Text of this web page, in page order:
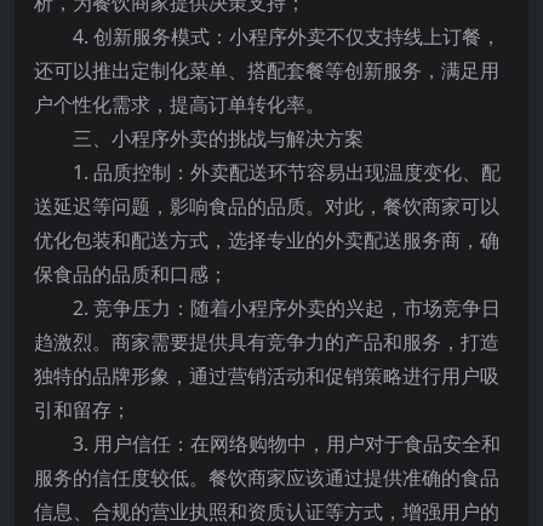
4. 创新服务模式：小程序外卖不仅支持线上订餐，
还可以推出定制化菜单、搭配套餐等创新服务，满足用
户个性化需求，提高订单转化率。
三、小程序外卖的挑战与解决方案
1. 品质控制：外卖配送环节容易出现温度变化、配
送延迟等问题，影响食品的品质。对此，餐饮商家可以
优化包装和配送方式，选择专业的外卖配送服务商，确
保食品的品质和口感；
2. 竞争压力：随着小程序外卖的兴起，市场竞争日
趋激烈。商家需要提供具有竞争力的产品和服务，打造
独特的品牌形象，通过营销活动和促销策略进行用户吸
引和留存；
3. 用户信任：在网络购物中，用户对于食品安全和
服务的信任度较低。餐饮商家应该通过提供准确的食品
信息、合规的营业执照和资质认证等方式，增强用户的